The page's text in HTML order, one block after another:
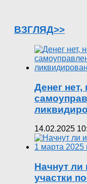
ВЗГЛЯД>>
Денег
14.02.2025
Начнут
участки